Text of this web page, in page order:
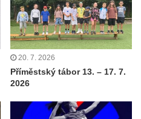
20. 7. 2026
Příměstský tábor 13. – 17. 7.
2026